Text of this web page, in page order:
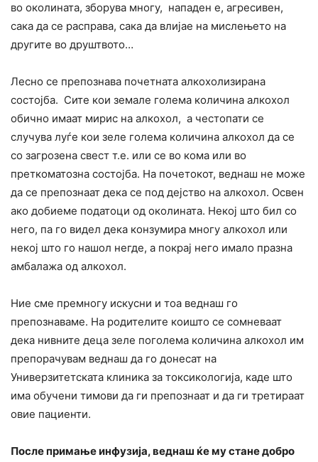
во околината, зборува многу, нападен е, агресивен,
сака да се расправа, сака да влијае на мислењето на
другите во друштвото…
Лесно се препознава почетната алкохолизирана
состојба. Сите кои земале голема количина алкохол
обично имаат мирис на алкохол, а честопати се
случува луѓе кои зеле голема количина алкохол да се
со загрозена свест т.е. или се во кома или во
преткоматозна состојба. На почетокот, веднаш не може
да се препознаат дека се под дејство на алкохол. Освен
ако добиеме податоци од околината. Некој што бил со
него, па го видел дека конзумира многу алкохол или
некој што го нашол негде, а покрај него имало празна
амбалажа од алкохол.
Ние сме премногу искусни и тоа веднаш го
препознаваме. На родителите коишто се сомневаат
дека нивните деца зеле поголема количина алкохол им
препорачувам веднаш да го донесат на
Универзитетската клиника за токсикологија, каде што
има обучени тимови да ги препознаат и да ги третираат
овие пациенти.
После примање инфузија, веднаш ќе му стане добро